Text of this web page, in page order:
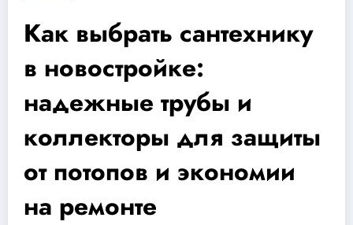
Как выбрать сантехнику
в новостройке:
надежные трубы и
коллекторы для защиты
от потопов и экономии
на ремонте